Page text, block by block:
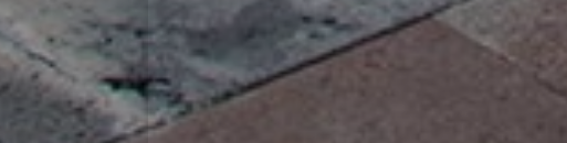
Wiejski domek na łonie natury, apartament nad
udogodnieniami – licząca nieco ponad 700 km² La
naładować baterie po całym dniu zwiedzania